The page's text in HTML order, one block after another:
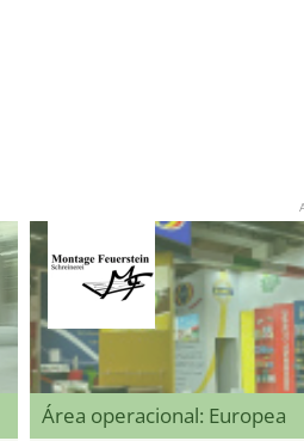
Área operacional: Europea